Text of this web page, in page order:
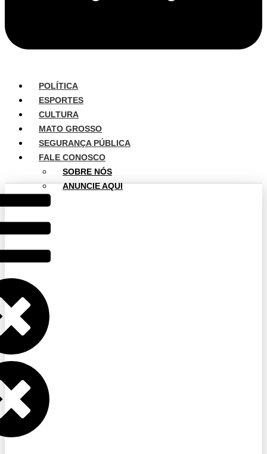
POLÍTICA
ESPORTES
CULTURA
MATO GROSSO
SEGURANÇA PÚBLICA
FALE CONOSCO
SOBRE NÓS
ANUNCIE AQUI